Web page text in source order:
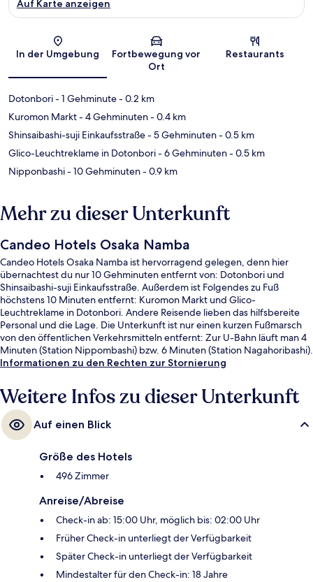
Karte
Auf Karte anzeigen
In der Umgebung
Fortbewegung vor
Ort
Restaurants
Dotonbori- 1 Gehminute- 0.2 km
Kuromon Markt- 4 Gehminuten- 0.4 km
Shinsaibashi-suji Einkaufsstraße- 5 Gehminuten- 0.5 km
Glico-Leuchtreklame in Dotonbori- 6 Gehminuten- 0.5 km
Nipponbashi- 10 Gehminuten- 0.9 km
Mehr zu dieser Unterkunft
Candeo Hotels Osaka Namba
Candeo Hotels Osaka Namba ist hervorragend gelegen, denn hier
übernachtest du nur 10 Gehminuten entfernt von: Dotonbori und
Shinsaibashi-suji Einkaufsstraße. Außerdem ist Folgendes zu Fuß
höchstens 10 Minuten entfernt: Kuromon Markt und Glico-
Leuchtreklame in Dotonbori. Andere Reisende lieben das hilfsbereite
Personal und die Lage. Die Unterkunft ist nur einen kurzen Fußmarsch
von den öffentlichen Verkehrsmitteln entfernt: Zur U-Bahn läuft man 4
Minuten (Station Nippombashi) bzw. 6 Minuten (Station Nagahoribashi).
Informationen zu den Rechten zur Stornierung
Weitere Infos zu dieser Unterkunft
Auf einen Blick
Größe des Hotels
496 Zimmer
Anreise/Abreise
Check-in ab: 15:00 Uhr, möglich bis: 02:00 Uhr
Früher Check-in unterliegt der Verfügbarkeit
Später Check-in unterliegt der Verfügbarkeit
Mindestalter für den Check-in: 18 Jahre